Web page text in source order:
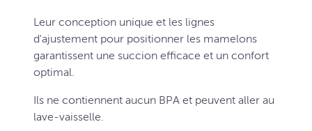
Leur conception unique et les lignes
d'ajustement pour positionner les mamelons
garantissent une succion efficace et un confort
optimal.
Ils ne contiennent aucun BPA et peuvent aller au
lave-vaisselle.